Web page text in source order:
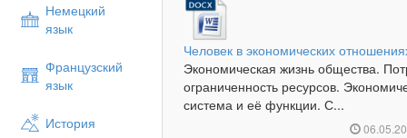
Немецкий
язык
Французский
язык
История
Человек в экономических
Экономическая жизнь общества.
ограниченность ресурсов.
система и её функции. С...